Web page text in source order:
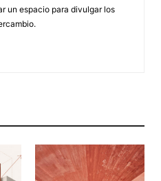
un espacio para divulgar los